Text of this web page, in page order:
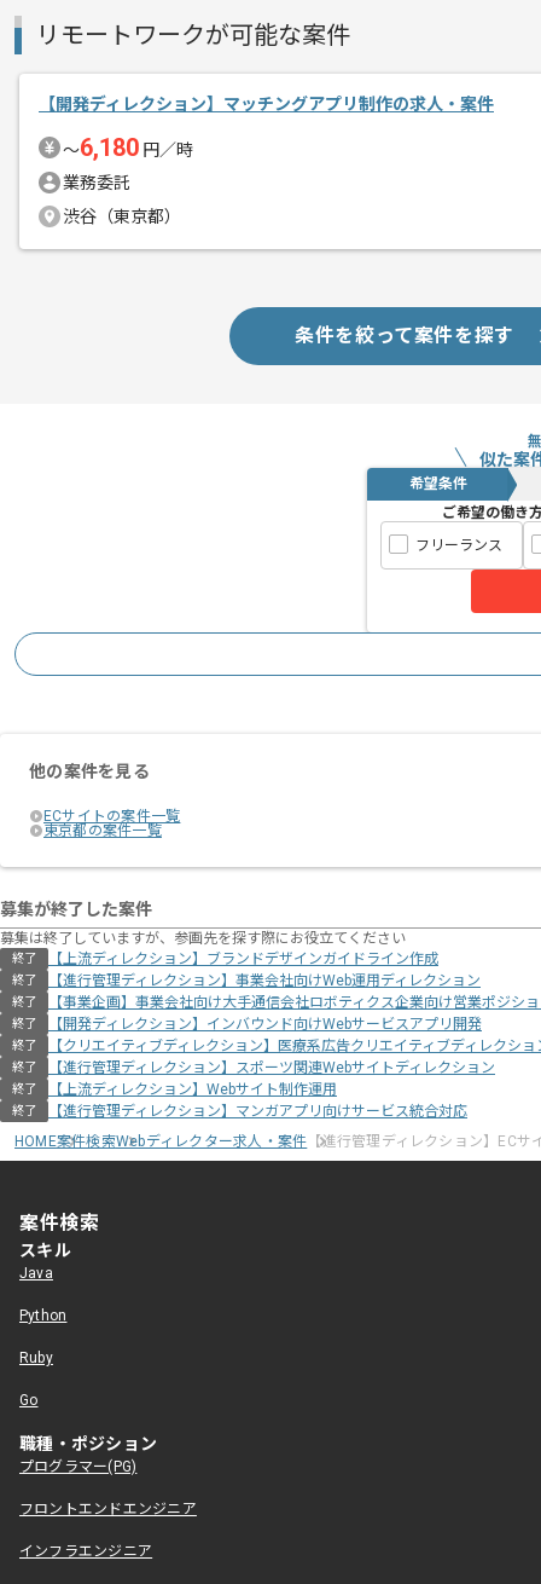
スキルアップされたい方、長期的に参
基本的には一部リモート作業を見込んで
リモートワークが可能な案件
【開発ディレクション】マッチングアプリ制作の求人・案件
〜6,180 円／時
業務委託
渋谷（東京都）
条件を絞って案件を探す
似た案
希望条件
ご希望の働き
フリーランス
他の案件を見る
ECサイトの案件一覧
東京都の案件一覧
募集が終了した案件
募集は終了していますが、参画先を探す際にお役立てください
終了 【上流ディレクション】ブランドデザインガイドライン作成
終了 【進行管理ディレクション】事業会社向けWeb運用ディレクション
終了 【事業企画】事業会社向け大手通信会社ロボティクス企業向け営業ポジシ
終了 【開発ディレクション】インバウンド向けWebサービスアプリ開発
終了 【クリエイティブディレクション】医療系広告クリエイティブディレクショ
終了 【進行管理ディレクション】スポーツ関連Webサイトディレクション
終了 【上流ディレクション】Webサイト制作運用
終了
【進行管理ディレクション】マンガアプリ向けサービス統合対応
HOME案件検索Webディレクター求人・案件 【進行管理ディレクション】ECサ
案件検索
スキル
Java
Python
Ruby
Go
職種・ポジション
プログラマー(PG)
フロントエンドエンジニア
インフラエンジニア